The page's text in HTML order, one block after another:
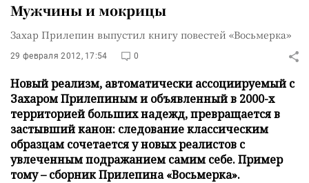
Мужчины и мокрицы
Захар Прилепин выпустил книгу повестей «Восьмерка»
29 февраля 2012, 17:54 0
Новый реализм, автоматически ассоциируемый с
Захаром Прилепиным и объявленный в 2000-х
территорией больших надежд, превращается в
застывший канон: следование классическим
образцам сочетается у новых реалистов с
увлеченным подражанием самим себе. Пример
тому – сборник Прилепина «Восьмерка».